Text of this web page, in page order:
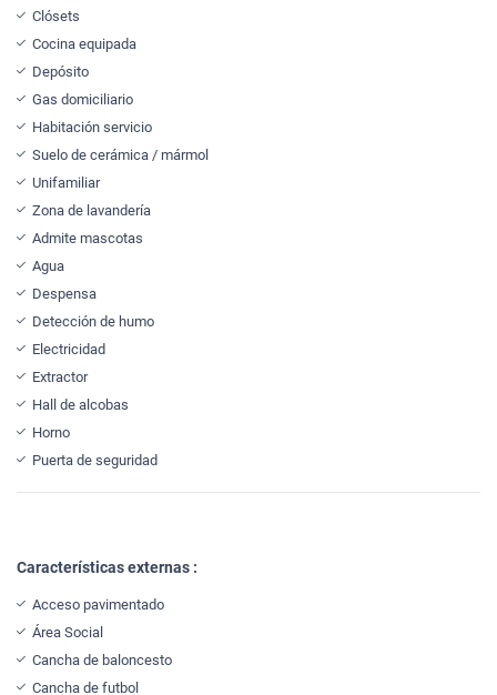
Clósets
Cocina equipada
Depósito
Gas domiciliario
Habitación servicio
Suelo de cerámica / mármol
Unifamiliar
Zona de lavandería
Admite mascotas
Agua
Despensa
Detección de humo
Electricidad
Extractor
Hall de alcobas
Horno
Puerta de seguridad
Características externas :
Acceso pavimentado
Área Social
Cancha de baloncesto
Cancha de futbol